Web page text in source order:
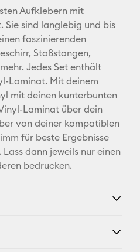
E-Mail-
Adresse
Pinterest
Facebook
X
Aufklebern mit
Sie sind langlebig und bis
faszinierenden
Stoßstangen,
Jedes Set enthält
Laminat. Mit deinem
mit deinen kunterbunten
Laminat über dein
von deiner kompatiblen
für beste Ergebnisse
dann jeweils nur einen
bedrucken.